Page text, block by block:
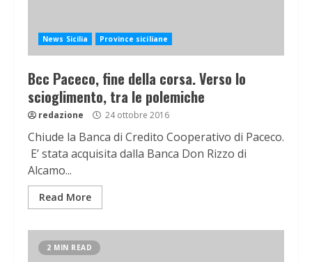
News Sicilia Province siciliane
Bcc Paceco, fine della corsa. Verso lo
scioglimento, tra le polemiche
redazione 24 ottobre 2016
Chiude la Banca di Credito Cooperativo di Paceco.
E’ stata acquisita dalla Banca Don Rizzo di
Alcamo...
Read More
2 MIN READ